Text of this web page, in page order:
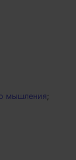
мышления;